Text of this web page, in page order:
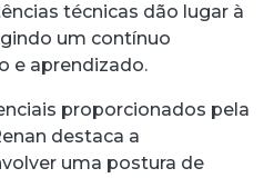
técnicas dão lugar à
um contínuo
e aprendizado.
proporcionados pela
destaca a
uma postura de